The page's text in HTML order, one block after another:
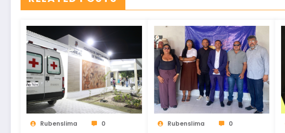
Rubenslima 0 Rubenslima 0